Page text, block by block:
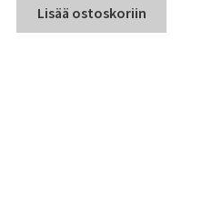
Lisää ostoskoriin